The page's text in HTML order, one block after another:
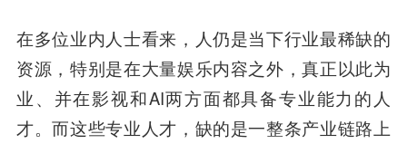
在多位业内人士看来，人仍是当下行业最稀缺的
资源，特别是在大量娱乐内容之外，真正以此为
业、并在影视和AI两方面都具备专业能力的人
才。而这些专业人才，缺的是一整条产业链路上